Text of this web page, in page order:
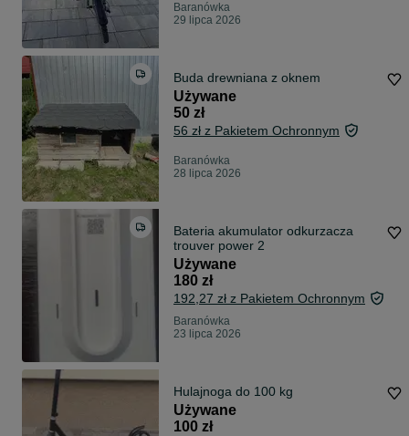
Baranówka
29 lipca 2026
Buda drewniana z oknem
Używane
50 zł
56 zł z Pakietem Ochronnym
Baranówka
28 lipca 2026
Bateria akumulator odkurzacza
trouver power 2
Używane
180 zł
192,27 zł z Pakietem Ochronnym
Baranówka
23 lipca 2026
Hulajnoga do 100 kg
Używane
100 zł